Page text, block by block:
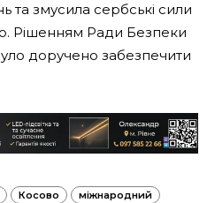
змусила сербські сили
Рішенням Ради Безпеки
доручено забезпечити
Косово міжнародний